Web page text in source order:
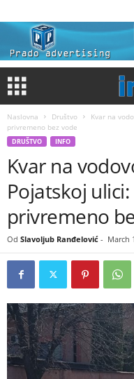
Naslovna Društvo
Kvar na
privremeno bez vode
DRUŠTVO INFO
Kvar na
Pojatskoj
privremeno
Od Slavoljub Ranđelović - March